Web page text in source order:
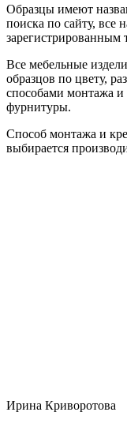
Образцы имеют
поиска по сайту, все
зарегистрированным
Все мебельные
образцов по цвету,
способами монтажа
фурнитуры.
Способ монтажа и
выбирается
Ирина Криворотова